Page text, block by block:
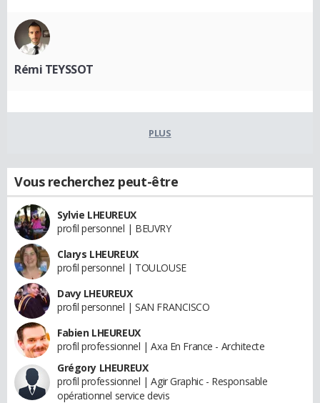
Rémi TEYSSOT
PLUS
Vous recherchez peut-être
Sylvie LHEUREUX
profil personnel | BEUVRY
Clarys LHEUREUX
profil personnel | TOULOUSE
Davy LHEUREUX
profil personnel | SAN FRANCISCO
Fabien LHEUREUX
profil professionnel | Axa En France - Architecte
Grégory LHEUREUX
profil professionnel | Agir Graphic - Responsable
opérationnel service devis